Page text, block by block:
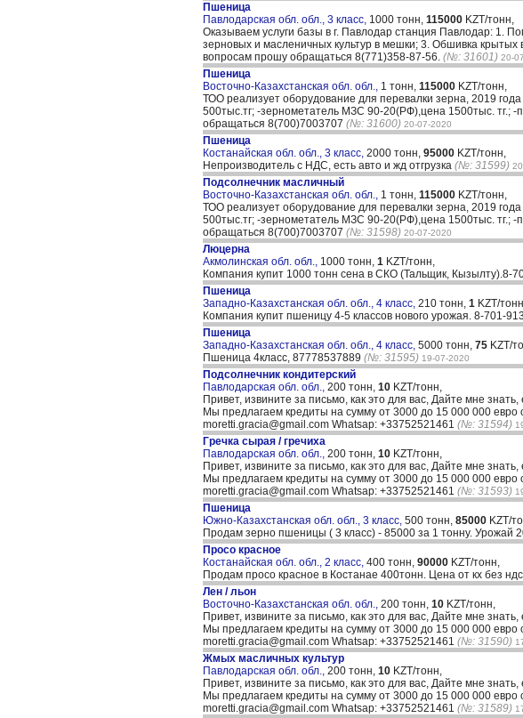
Пшеница
Павлодарская обл. обл., 3 класс, 1000 тонн, 115000 KZT/тонн,
Оказываем услуги базы в г. Павлодар станция Павлодар: 1.
зерновых и масленичных культур в мешки; 3. Обшивка крытых
вопросам прошу обращаться 8(771)358-87-56. (№: 31601) 20-
Пшеница
Восточно-Казахстанская обл. обл., 1 тонн, 115000 KZT/тонн,
ТОО реализует оборудование для перевалки зерна, 2019
500тыс.тг; -зернометатель МЗС 90-20(РФ),цена 1500тыс.
обращаться 8(700)7003707 (№: 31600) 20-07-2020
Пшеница
Костанайская обл. обл., 3 класс, 2000 тонн, 95000 KZT/тонн,
Непроизводитель с НДС, есть авто и жд отгрузка (№: 31599)
Подсолнечник масличный
Восточно-Казахстанская обл. обл., 1 тонн, 115000 KZT/тонн,
ТОО реализует оборудование для перевалки зерна, 2019
500тыс.тг; -зернометатель МЗС 90-20(РФ),цена 1500тыс.
обращаться 8(700)7003707 (№: 31598) 20-07-2020
Люцерна
Акмолинская обл. обл., 1000 тонн, 1 KZT/тонн,
Компания купит 1000 тонн сена в СКО (Тальщик, Кызылту).8-
Пшеница
Западно-Казахстанская обл. обл., 4 класс, 210 тонн, 1 KZT/
Компания купит пшеницу 4-5 классов нового урожая. 8-701-
Пшеница
Западно-Казахстанская обл. обл., 4 класс, 5000 тонн, 75 KZT/
Пшеница 4класс, 87778537889 (№: 31595) 19-07-2020
Подсолнечник кондитерский
Павлодарская обл. обл., 200 тонн, 10 KZT/тонн,
Привет, извините за письмо, как это для вас, Дайте мне
Мы предлагаем кредиты на сумму от 3000 до 15 000 000 евро
moretti.gracia@gmail.com Whatsap: +33752521461 (№: 31594)
Гречка сырая / гречиха
Павлодарская обл. обл., 200 тонн, 10 KZT/тонн,
Привет, извините за письмо, как это для вас, Дайте мне
Мы предлагаем кредиты на сумму от 3000 до 15 000 000 евро
moretti.gracia@gmail.com Whatsap: +33752521461 (№: 31593)
Пшеница
Южно-Казахстанская обл. обл., 3 класс, 500 тонн, 85000 KZT/
Продам зерно пшеницы ( 3 класс) - 85000 за 1 тонну. Урожай
Просо красное
Костанайская обл. обл., 2 класс, 400 тонн, 90000 KZT/тонн,
Продам просо красное в Костанае 400тонн. Цена от кх без
Лен / льон
Восточно-Казахстанская обл. обл., 200 тонн, 10 KZT/тонн,
Привет, извините за письмо, как это для вас, Дайте мне
Мы предлагаем кредиты на сумму от 3000 до 15 000 000 евро
moretti.gracia@gmail.com Whatsap: +33752521461 (№: 31590)
Жмых масличных культур
Павлодарская обл. обл., 200 тонн, 10 KZT/тонн,
Привет, извините за письмо, как это для вас, Дайте мне
Мы предлагаем кредиты на сумму от 3000 до 15 000 000 евро
moretti.gracia@gmail.com Whatsap: +33752521461 (№: 31589)